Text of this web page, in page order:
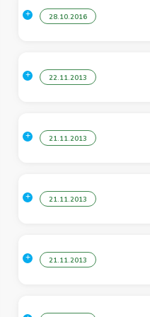
28.10.2016
22.11.2013
21.11.2013
21.11.2013
21.11.2013